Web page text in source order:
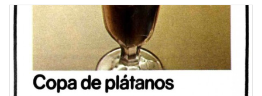
la
navegación